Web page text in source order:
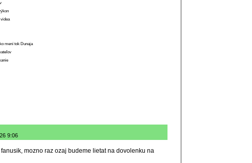
mení tok Dunaja
9:06
mozno raz ozaj budeme lietat na dovolenku na